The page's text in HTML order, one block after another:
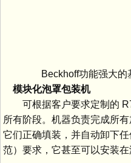
Beckhoff功能强大
模块化泡罩包装机
可根据客户要求定制的
所有阶段。机器负责完成所
它们正确填装，并自动卸下
范）要求，它甚至可以安装在